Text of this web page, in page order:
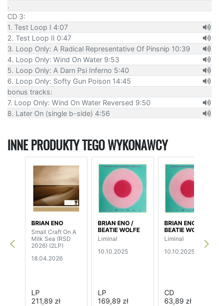
.
CD 3:
1. Test Loop I 4:07
2. Test Loop II 0:47
3. Loop Only: A Radical Representative Of Pinsnip 10:39
4. Loop Only: Wind On Water 9:53
5. Loop Only: A Darn Psi Inferno 5:40
6. Loop Only: Softy Gun Poison 14:45
bonus tracks:
7. Loop Only: Wind On Water Reversed 9:50
8. Later On (single b-side) 4:56
INNE PRODUKTY TEGO WYKONAWCY
BRIAN ENO
Small Craft On A
Milk Sea (RSD
2026) (2LP)
18.04.2026
LP
211,89 zł
BRIAN ENO /
BEATIE WOLFE
Liminal
10.10.2025
LP
169,89 zł
BRIAN ENO /
BEATIE WOLFE
Liminal
10.10.2025
CD
63,89 zł